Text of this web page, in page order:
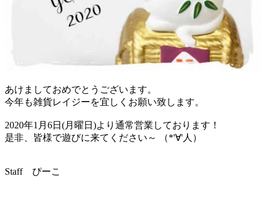
あけましておめでとうございます。
今年も雑貨レイジーを宜しくお願い致します。
2020年1月6日(月曜日)より通常営業しております！
是非、皆様で遊びに来てください～ （*'∀'人）
Staff ぴーこ